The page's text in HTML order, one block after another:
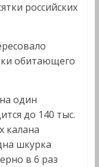
российских
обитающего
один
до 140 тыс.
калана
шкурка
в 6 раз